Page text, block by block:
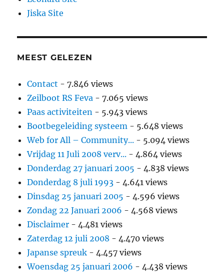
Jiska Site
MEEST GELEZEN
Contact - 7.846 views
Zeilboot RS Feva - 7.065 views
Paas activiteiten - 5.943 views
Bootbegeleiding systeem - 5.648 views
Web for All – Community... - 5.094 views
Vrijdag 11 Juli 2008 verv... - 4.864 views
Donderdag 27 januari 2005 - 4.838 views
Donderdag 8 juli 1993 - 4.641 views
Dinsdag 25 januari 2005 - 4.596 views
Zondag 22 Januari 2006 - 4.568 views
Disclaimer - 4.481 views
Zaterdag 12 juli 2008 - 4.470 views
Japanse spreuk - 4.457 views
Woensdag 25 januari 2006 - 4.438 views